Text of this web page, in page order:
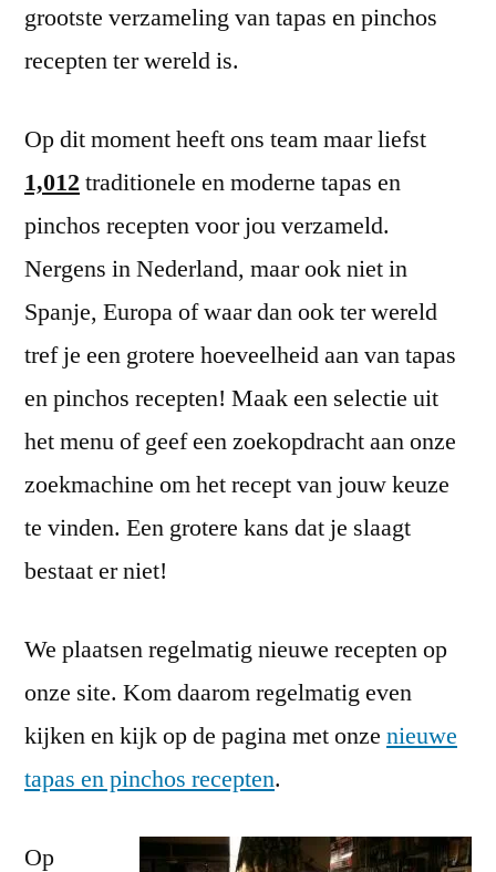
grootste verzameling van tapas en pinchos
recepten ter wereld is.
Op dit moment heeft ons team maar liefst
1,012 traditionele en moderne tapas en
pinchos recepten voor jou verzameld.
Nergens in Nederland, maar ook niet in
Spanje, Europa of waar dan ook ter wereld
tref je een grotere hoeveelheid aan van tapas
en pinchos recepten! Maak een selectie uit
het menu of geef een zoekopdracht aan onze
zoekmachine om het recept van jouw keuze
te vinden. Een grotere kans dat je slaagt
bestaat er niet!
We plaatsen regelmatig nieuwe recepten op
onze site. Kom daarom regelmatig even
kijken en kijk op de pagina met onze nieuwe
tapas en pinchos recepten.
Op